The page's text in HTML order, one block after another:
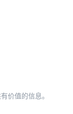
价值的信息。